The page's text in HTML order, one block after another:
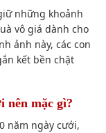
những khoảnh
vô giá dành cho
ảnh này, các con
kết bền chặt
nên mặc gì?
năm ngày cưới,